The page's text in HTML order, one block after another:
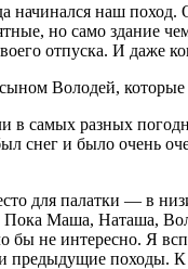
наш поход.
но само здание
отпуска. И даже
Володей,
самых разных
и было очень
для палатки — в
Пока Маша, Наташа,
бы не интересно. Я
походы. К